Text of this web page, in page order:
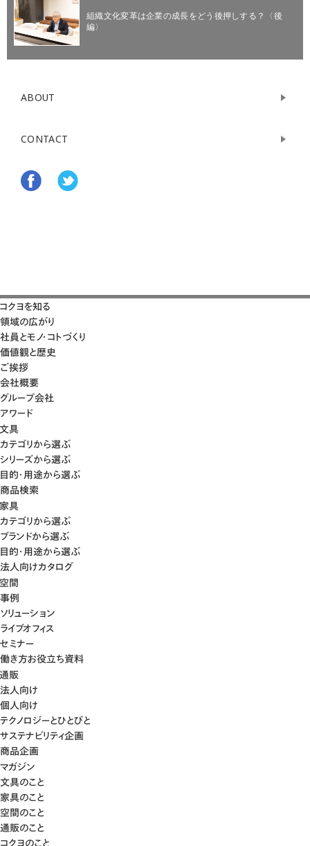
組織文化変革は企業の成長をどう後押しする？〈後
編〉
ABOUT
CONTACT
コクヨを知る
領域の広がり
社員とモノ・コトづくり
価値観と歴史
ご挨拶
会社概要
グループ会社
アワード
文具
カテゴリから選ぶ
シリーズから選ぶ
目的・用途から選ぶ
商品検索
家具
カテゴリから選ぶ
ブランドから選ぶ
目的・用途から選ぶ
法人向けカタログ
空間
事例
ソリューション
ライブオフィス
セミナー
働き方お役立ち資料
通販
法人向け
個人向け
テクノロジーとひとびと
サステナビリティ企画
商品企画
マガジン
文具のこと
家具のこと
空間のこと
通販のこと
コクヨのこと